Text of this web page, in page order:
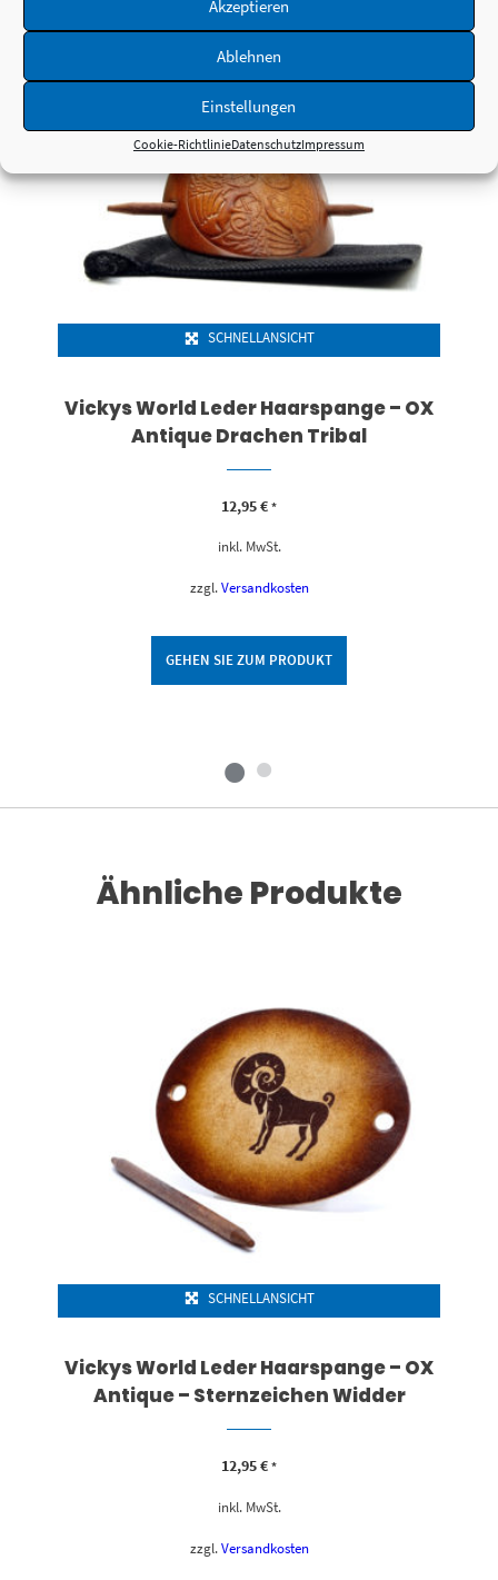
Akzeptieren
Ablehnen
Einstellungen
Cookie-RichtlinieDatenschutzImpressum
SCHNELLANSICHT
Vickys World Leder Haarspange – OX
Antique Drachen Tribal
12,95€ *
inkl. MwSt.
zzgl. Versandkosten
GEHEN SIE ZUM PRODUKT
Ähnliche Produkte
SCHNELLANSICHT
Vickys World Leder Haarspange – OX
Antique – Sternzeichen Widder
12,95€ *
inkl. MwSt.
zzgl. Versandkosten